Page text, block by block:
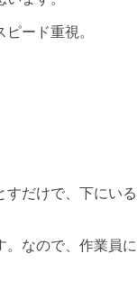
ード重視。
だけで、下にい
なので、作業員